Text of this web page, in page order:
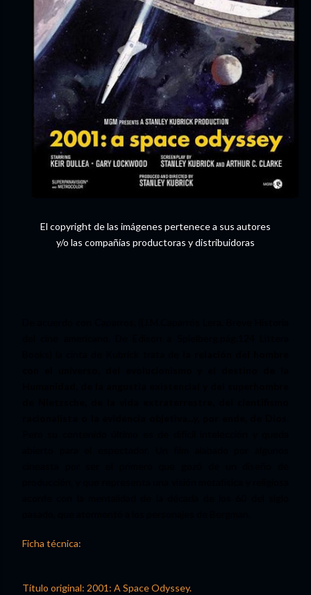
El copyright de las imágenes pertenece a sus autores
y/o las compañías productoras y distribuidoras
Ficha técnica:
Título original: 2001: A Space Odyssey.